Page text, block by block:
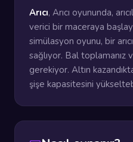
Arıcı, Arıcı oyununda,
verici bir maceraya
simülasyon oyunu, bir
sağlıyor. Bal toplamanız
gerekiyor. Altın
şişe kapasitesini